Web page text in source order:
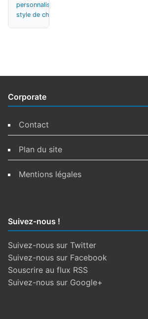
personnalisation
style de chemise
Corporate
Contact
Plan du site
Mentions légales
Suivez-nous !
Suivez-nous sur Twitter
Suivez-nous sur Facebook
Souscrire au flux RSS
Suivez-nous sur Google+